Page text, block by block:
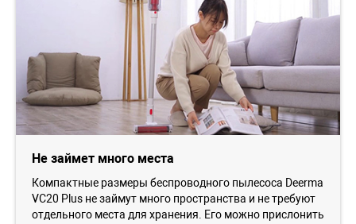
Не займет много места
Компактные размеры беспроводного пылесоса Deerma
VC20 Plus не займут много пространства и не требуют
отдельного места для хранения. Его можно прислонить